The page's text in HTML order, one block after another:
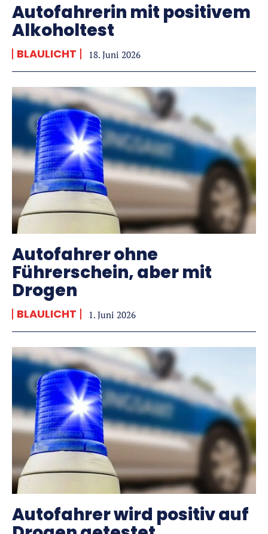
Autofahrerin mit positivem
Alkoholtest
BLAULICHT 18. Juni 2026
Autofahrer ohne
Führerschein, aber mit
Drogen
BLAULICHT 1. Juni 2026
Autofahrer wird positiv auf